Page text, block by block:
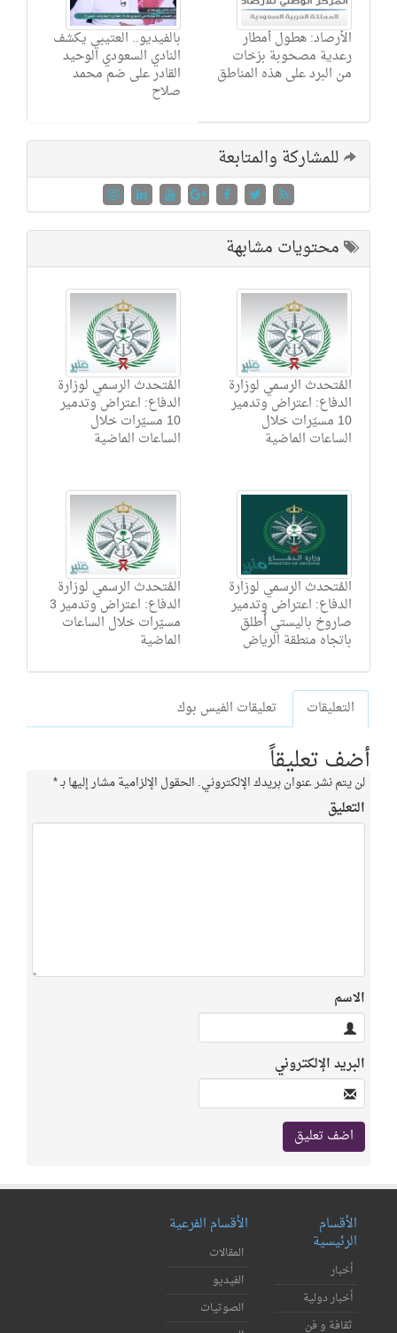
بالفيديو.. العتيبي يكشف
النادي السعودي الوحيد
القادر على ضم محمد
صلاح
الأرصاد: هطول أمطار
رعدية مصحوبة بزخات
من البرد على هذه المناطق
للمشاركة والمتابعة
محتويات مشابهة
المُتحدث الرسمي لوزارة
الدفاع: اعتراض وتدمير
10 مسيّرات خلال
الساعات الماضية
المُتحدث الرسمي لوزارة
الدفاع: اعتراض وتدمير
10 مسيّرات خلال
الساعات الماضية
المُتحدث الرسمي لوزارة
الدفاع: اعتراض وتدمير 3
مسيّرات خلال الساعات
الماضية
المُتحدث الرسمي لوزارة
الدفاع: اعتراض وتدمير
صاروخ باليستي أُطلق
باتجاه منطقة الرياض
التعليقات تعليقات الفيس بوك
أضف تعليقاً
لن يتم نشر عنوان بريدك الإلكتروني. الحقول الإلزامية مشار إليها بـ*
التعليق
الاسم
البريد الإلكتروني
الأقسام
الرئيسية
أخبار
أخبار دولية
ثقافة و فن
الأقسام الفرعية
المقالات
الفيديو
الصوتيات